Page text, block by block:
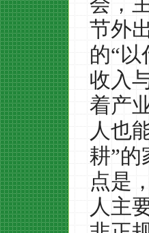
节外
的“以
收入
着产
人也
耕”的
点是
人主